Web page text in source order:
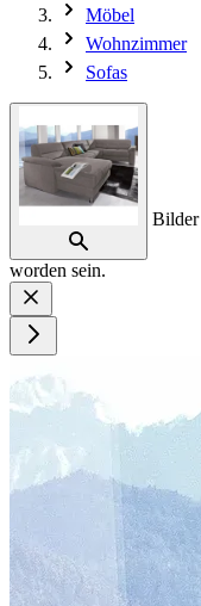
Möbel
Wohnzimmer
Sofas
Bilder
worden sein.